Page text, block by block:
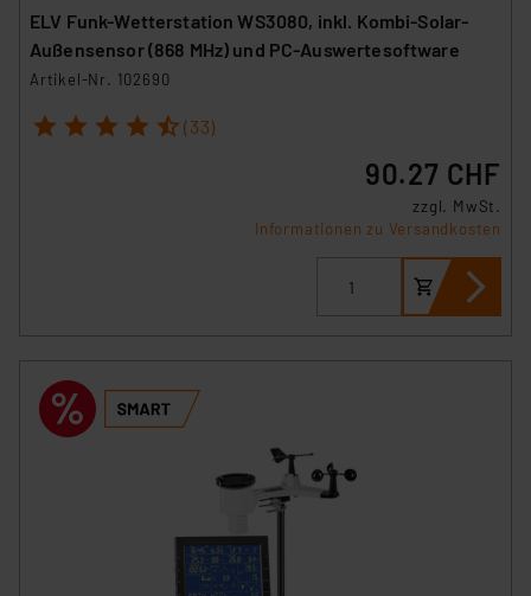
ELV Funk-Wetterstation WS3080, inkl. Kombi-Solar-
Außensensor (868 MHz) und PC-Auswertesoftware
Artikel-Nr. 102690
1 2 3 4 5 (33)
90.27 CHF
zzgl. MwSt.
Informationen zu Versandkosten